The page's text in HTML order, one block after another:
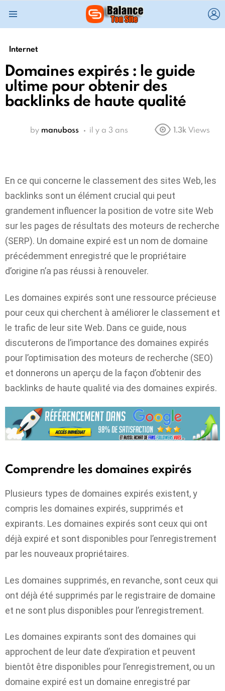
Internet
Domaines expirés : le guide
ultime pour obtenir des
backlinks de haute qualité
by manuboss il y a 3 ans 1.3k Views
En ce qui concerne le classement des sites Web, les
backlinks sont un élément crucial qui peut
grandement influencer la position de votre site Web
sur les pages de résultats des moteurs de recherche
(SERP). Un domaine expiré est un nom de domaine
précédemment enregistré que le propriétaire
d’origine n’a pas réussi à renouveler.
Les domaines expirés sont une ressource précieuse
pour ceux qui cherchent à améliorer le classement et
le trafic de leur site Web. Dans ce guide, nous
discuterons de l’importance des domaines expirés
pour l’optimisation des moteurs de recherche (SEO)
et donnerons un aperçu de la façon d’obtenir des
backlinks de haute qualité via des domaines expirés.
Comprendre les domaines expirés
Plusieurs types de domaines expirés existent, y
compris les domaines expirés, supprimés et
expirants. Les domaines expirés sont ceux qui ont
déjà expiré et sont disponibles pour l’enregistrement
par les nouveaux propriétaires.
Les domaines supprimés, en revanche, sont ceux qui
ont déjà été supprimés par le registraire de domaine
et ne sont plus disponibles pour l’enregistrement.
Les domaines expirants sont des domaines qui
approchent de leur date d’expiration et peuvent
bientôt être disponibles pour l’enregistrement, ou un
domaine expiré est un domaine enregistré par